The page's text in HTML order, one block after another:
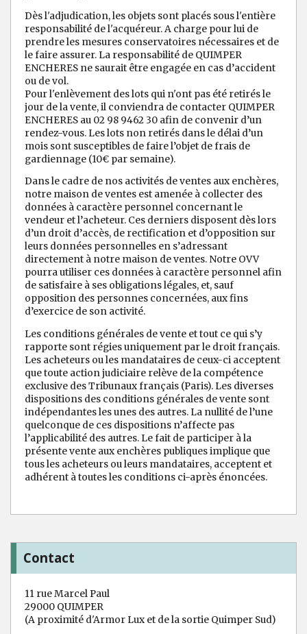
Dès l'adjudication, les objets sont placés sous l'entière
responsabilité de l'acquéreur. A charge pour lui de
prendre les mesures conservatoires nécessaires et de
le faire assurer. La responsabilité de QUIMPER
ENCHERES ne saurait être engagée en cas d’accident
ou de vol.
Pour l'enlèvement des lots qui n'ont pas été retirés le
jour de la vente, il conviendra de contacter QUIMPER
ENCHERES au 02 98 9462 30 afin de convenir d’un
rendez-vous. Les lots non retirés dans le délai d’un
mois sont susceptibles de faire l’objet de frais de
gardiennage (10€ par semaine).
Dans le cadre de nos activités de ventes aux enchères,
notre maison de ventes est amenée à collecter des
données à caractère personnel concernant le
vendeur et l’acheteur. Ces derniers disposent dès lors
d’un droit d’accès, de rectification et d’opposition sur
leurs données personnelles en s’adressant
directement à notre maison de ventes. Notre OVV
pourra utiliser ces données à caractère personnel afin
de satisfaire à ses obligations légales, et, sauf
opposition des personnes concernées, aux fins
d’exercice de son activité.
Les conditions générales de vente et tout ce qui s’y
rapporte sont régies uniquement par le droit français.
Les acheteurs ou les mandataires de ceux-ci acceptent
que toute action judiciaire relève de la compétence
exclusive des Tribunaux français (Paris). Les diverses
dispositions des conditions générales de vente sont
indépendantes les unes des autres. La nullité de l’une
quelconque de ces dispositions n’affecte pas
l’applicabilité des autres. Le fait de participer à la
présente vente aux enchères publiques implique que
tous les acheteurs ou leurs mandataires, acceptent et
adhérent à toutes les conditions ci-après énoncées.
Contact
11 rue Marcel Paul
29000 QUIMPER
(A proximité d'Armor Lux et de la sortie Quimper Sud)